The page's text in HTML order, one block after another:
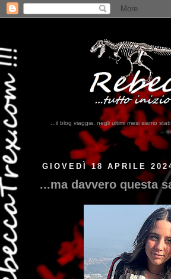
...il blog viaggia, negli ultimi mesi siamo
...qui trovate il nostro viaggio in
GIOVEDÌ 18 APRILE
...ma davvero questa